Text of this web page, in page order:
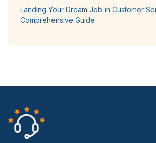
Landing Your Dream Job in Customer
Comprehensive Guide